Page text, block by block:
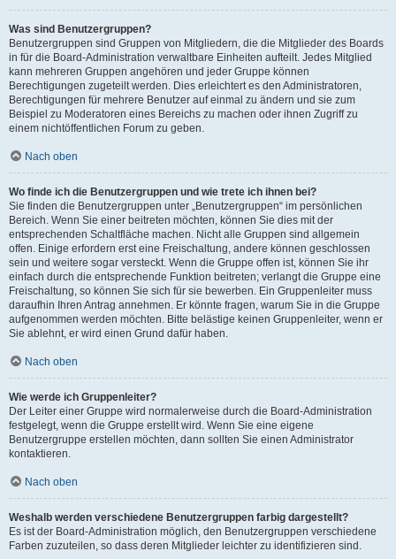
Was sind Benutzergruppen?
Benutzergruppen sind Gruppen von Mitgliedern, die die Mitglieder des Boards
in für die Board-Administration verwaltbare Einheiten aufteilt. Jedes Mitglied
kann mehreren Gruppen angehören und jeder Gruppe können
Berechtigungen zugeteilt werden. Dies erleichtert es den Administratoren,
Berechtigungen für mehrere Benutzer auf einmal zu ändern und sie zum
Beispiel zu Moderatoren eines Bereichs zu machen oder ihnen Zugriff zu
einem nichtöffentlichen Forum zu geben.
Nach oben
Wo finde ich die Benutzergruppen und wie trete ich ihnen bei?
Sie finden die Benutzergruppen unter „Benutzergruppen“ im persönlichen
Bereich. Wenn Sie einer beitreten möchten, können Sie dies mit der
entsprechenden Schaltfläche machen. Nicht alle Gruppen sind allgemein
offen. Einige erfordern erst eine Freischaltung, andere können geschlossen
sein und weitere sogar versteckt. Wenn die Gruppe offen ist, können Sie ihr
einfach durch die entsprechende Funktion beitreten; verlangt die Gruppe eine
Freischaltung, so können Sie sich für sie bewerben. Ein Gruppenleiter muss
daraufhin Ihren Antrag annehmen. Er könnte fragen, warum Sie in die Gruppe
aufgenommen werden möchten. Bitte belästige keinen Gruppenleiter, wenn er
Sie ablehnt, er wird einen Grund dafür haben.
Nach oben
Wie werde ich Gruppenleiter?
Der Leiter einer Gruppe wird normalerweise durch die Board-Administration
festgelegt, wenn die Gruppe erstellt wird. Wenn Sie eine eigene
Benutzergruppe erstellen möchten, dann sollten Sie einen Administrator
kontaktieren.
Nach oben
Weshalb werden verschiedene Benutzergruppen farbig dargestellt?
Es ist der Board-Administration möglich, den Benutzergruppen verschiedene
Farben zuzuteilen, so dass deren Mitglieder leichter zu identifizieren sind.